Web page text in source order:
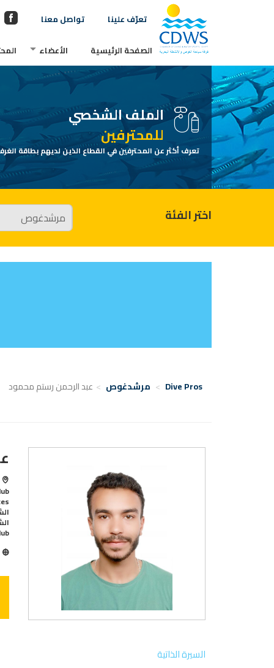
تعرّف علينا تواصل معنا
الصفحة الرئيسية الأعضاء
الملف الشخصي
للمحترفين
تعرف أكثر عن المحترفين في القطاع الذين لديهم بطاقة
اختر الفئة
Dive Pros مرشدغوص عبد الرحمن رستم محمود
السيرة الذاتية